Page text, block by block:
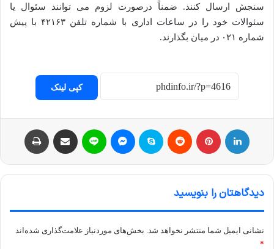
سنجش ارسال کنند. ضمناً درصورت لزوم می توانند سئوال یا
سئوالات خود را در ساعات اداری با شماره تلفن ۴۲۱۶۳ با پیش
شماره ۰۲۱ در میان بگذارند.
کپی لینک
دیدگاهتان را بنویسید
نشانی ایمیل شما منتشر نخواهد شد. بخش‌های موردنیاز علامت‌گذاری شده‌اند
*